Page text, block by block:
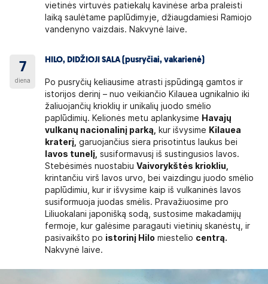
vietinės virtuvės patiekalų kavinėse arba praleisti
laiką saulėtame paplūdimyje, džiaugdamiesi Ramiojo
vandenyno vaizdais. Nakvynė laive.
7
diena
HILO, DIDŽIOJI SALA (pusryčiai, vakarienė)
Po pusryčių keliausime atrasti įspūdingą gamtos ir
istorijos derinį – nuo veikiančio Kilauea ugnikalnio iki
žaliuojančių krioklių ir unikalių juodo smėlio
paplūdimių. Kelionės metu aplankysime Havajų
vulkanų nacionalinį parką,
kur išvysime Kilauea
kraterį, garuojančius siera prisotintus laukus bei
lavos tunelį, susiformavusį iš sustingusios lavos.
Stebėsimės nuostabiuVaivorykštės kriokliu,
krintančiu virš lavos urvo, bei vaizdingu juodo smėlio
paplūdimiu, kur ir išvysime kaip iš vulkaninės lavos
susiformuoja juodas smėlis. Pravažiuosime pro
Liliuokalani japonišką sodą, sustosime makadamijų
fermoje, kur galėsime paragauti vietinių skanėstų, ir
pasivaikšto po istorinį Hilo miestelio centrą.
Nakvynė laive.